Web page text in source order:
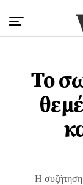
Το
Η